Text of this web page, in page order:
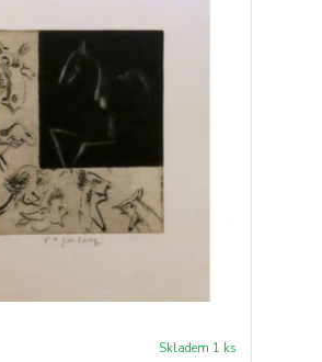
Skladem 1 ks